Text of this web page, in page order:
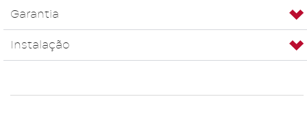
Garantia
Instalação